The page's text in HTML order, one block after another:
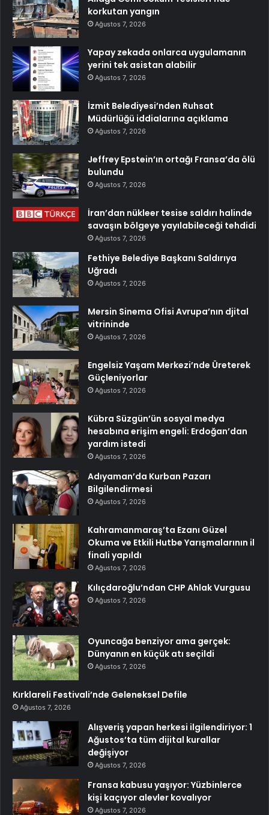
korkutan yangın
Ağustos 7, 2026
Yapay zekada onlarca uygulamanın
yerini tek asistan alabilir
Ağustos 7, 2026
İzmit Belediyesi’nden Ruhsat
Müdürlüğü iddialarına açıklama
Ağustos 7, 2026
Jeffrey Epstein’ın ortağı Fransa’da ölü
bulundu
Ağustos 7, 2026
İran’dan nükleer tesise saldırı halinde
savaşın bölgeye yayılabileceği tehdidi
Ağustos 7, 2026
Fethiye Belediye Başkanı Saldırıya
Uğradı
Ağustos 7, 2026
Mersin Sinema Ofisi Avrupa’nın djital
vitrininde
Ağustos 7, 2026
Engelsiz Yaşam Merkezi’nde Üreterek
Güçleniyorlar
Ağustos 7, 2026
Kübra Süzgün’ün sosyal medya
hesabına erişim engeli: Erdoğan’dan
yardım istedi
Ağustos 7, 2026
Adıyaman’da Kurban Pazarı
Bilgilendirmesi
Ağustos 7, 2026
Kahramanmaraş’ta Ezanı Güzel
Okuma ve Etkili Hutbe Yarışmalarının il
finali yapıldı
Ağustos 7, 2026
Kılıçdaroğlu’ndan CHP Ahlak Vurgusu
Ağustos 7, 2026
Oyuncağa benziyor ama gerçek:
Dünyanın en küçük atı seçildi
Ağustos 7, 2026
Kırklareli Festivali’nde Geleneksel Defile
Ağustos 7, 2026
Alışveriş yapan herkesi ilgilendiriyor: 1
Ağustos’ta tüm dijital kurallar
değişiyor
Ağustos 7, 2026
Fransa kabusu yaşıyor: Yüzbinlerce
kişi kaçıyor alevler kovalıyor
Ağustos 7, 2026